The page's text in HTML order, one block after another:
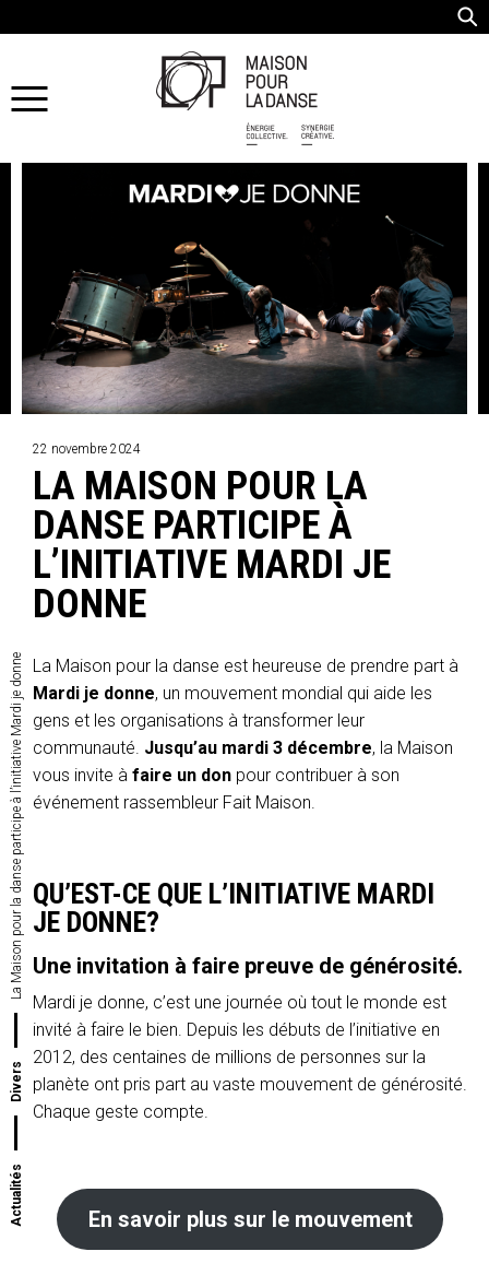
22 novembre 2024
LA MAISON POUR LA
DANSE PARTICIPE À
L’INITIATIVE MARDI JE
DONNE
Actualités
Divers
La Maison pour la danse participe à l’initiative Mardi je donne La Maison pour la danse est heureuse de prendre part à
Mardi je donne, un mouvement mondial qui aide les
gens et les organisations à transformer leur
communauté. Jusqu’au mardi 3 décembre, la Maison
vous invite à faire un don pour contribuer à son
événement rassembleur Fait Maison.
QU’EST-CE QUE L’INITIATIVE MARDI
JE DONNE?
Une invitation à faire preuve de générosité.
Mardi je donne, c’est une journée où tout le monde est
invité à faire le bien. Depuis les débuts de l’initiative en
2012, des centaines de millions de personnes sur la
planète ont pris part au vaste mouvement de générosité.
Chaque geste compte.
En savoir plus sur le mouvement